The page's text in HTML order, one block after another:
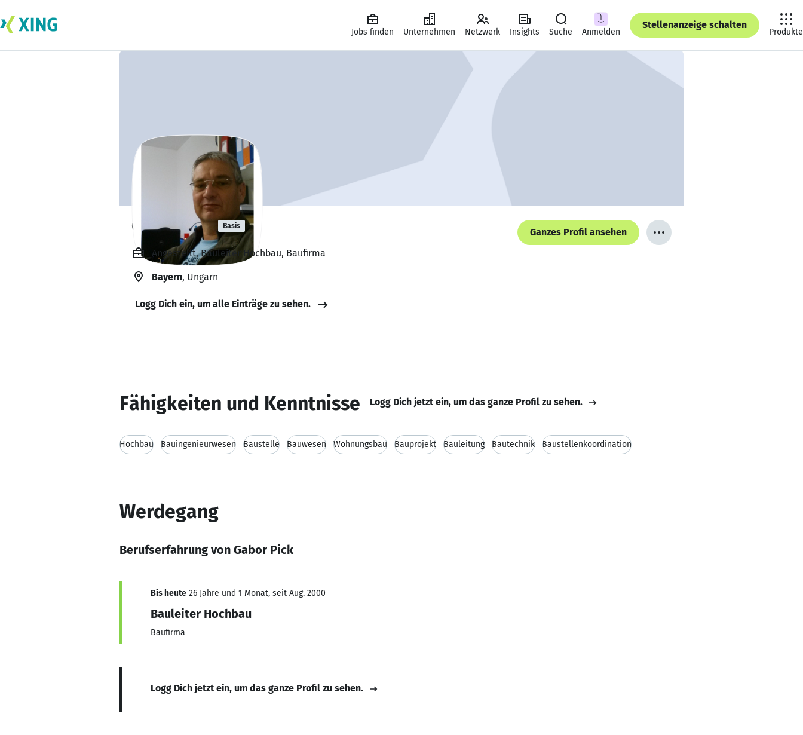
Jobs finden Unternehmen Netzwerk Insights Suche Anmelden
Stellenanzeige schalten
Produkte
Gabor Pick Basis
Ganzes Profil ansehen
Angestellt, Bauleiter Hochbau, Baufirma
Bayern, Ungarn
Logg Dich ein, um alle Einträge zu sehen.
Fähigkeiten und Kenntnisse Logg Dich jetzt ein, um das ganze Profil zu sehen.
Hochbau Bauingenieurwesen Baustelle Bauwesen Wohnungsbau Bauprojekt Bauleitung Bautechnik Baustellenkoordination
Werdegang
Berufserfahrung von Gabor Pick
Bis heute 26 Jahre und 1 Monat, seit Aug. 2000
Bauleiter Hochbau
Baufirma
Logg Dich jetzt ein, um das ganze Profil zu sehen.